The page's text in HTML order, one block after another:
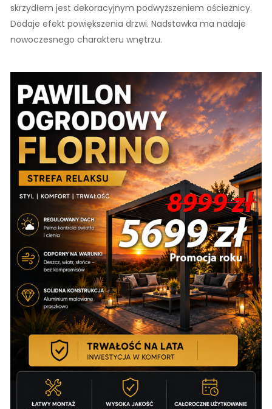
skrzydłem jest dekoracyjnym podwyższeniem ościeżnicy.
Dodaje efekt powiększenia drzwi. Nadstawka ma nadaje
nowoczesnego charakteru wnętrzu.